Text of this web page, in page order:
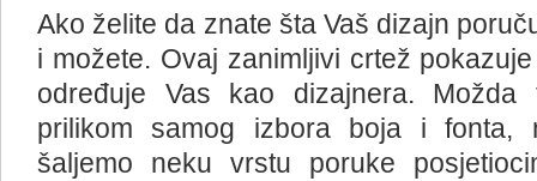
Ako želite da znate šta Vaš dizajn
i možete. Ovaj zanimljivi crtež
određuje Vas kao dizajnera.
prilikom samog izbora boja i fonta,
šaljemo neku vrstu poruke